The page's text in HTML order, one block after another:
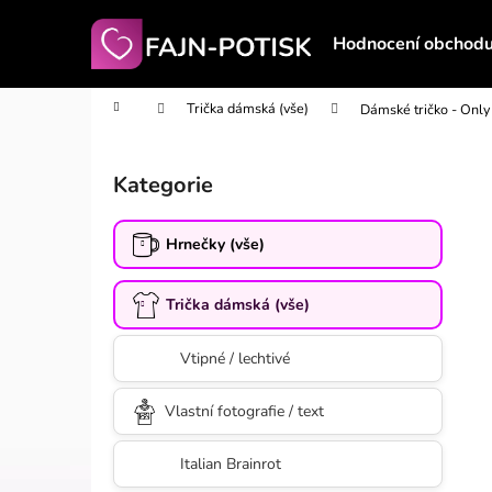
Hodnocení
Domů Trička dámská (vše) Dámské tričko -
Přeskočit
kategorie
Kategorie
Hrnečky (vše)
Trička dámská (vše)
Vtipné / lechtivé
Vlastní fotografie / text
Italian Brainrot
í
Zpět
do
Zpět
do